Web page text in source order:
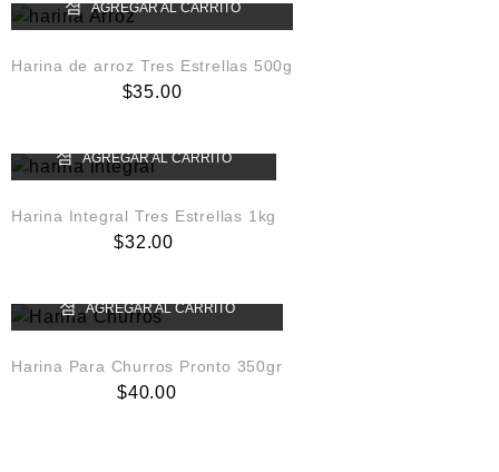
AGREGAR AL CARRITO
Harina de arroz Tres Estrellas 500g
$35.00
AGREGAR AL CARRITO
Harina Integral Tres Estrellas 1kg
$32.00
AGREGAR AL CARRITO
Harina Para Churros Pronto 350gr
$40.00